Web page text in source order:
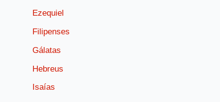
Ezequiel
Filipenses
Gálatas
Hebreus
Isaías